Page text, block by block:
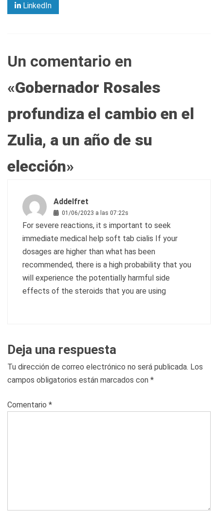
LinkedIn
Un comentario en
«Gobernador Rosales
profundiza el cambio en el
Zulia, a un año de su
elección»
Addelfret
01/06/2023 a las 07:22s
For severe reactions, it s important to seek
immediate medical help soft tab cialis If your
dosages are higher than what has been
recommended, there is a high probability that you
will experience the potentially harmful side
effects of the steroids that you are using
Deja una respuesta
Tu dirección de correo electrónico no será publicada. Los
campos obligatorios están marcados con *
Comentario *